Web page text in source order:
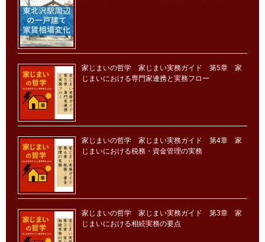
家じまいの哲学 家じまい実務ガイド 第5章 家
じまいにおける専門家連携と実務フロー
家じまいの哲学 家じまい実務ガイド 第4章 家
じまいにおける税務・資金管理の実務
家じまいの哲学 家じまい実務ガイド 第3章 家
じまいにおける相続実務の要点